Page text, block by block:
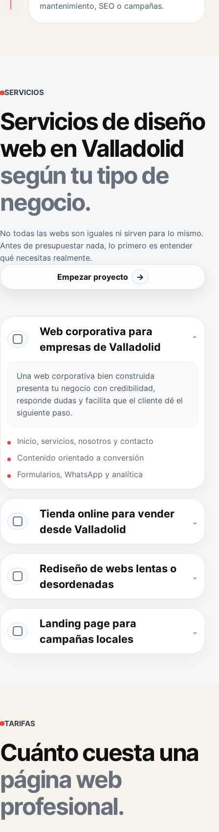
mantenimiento, SEO o campañas.
SERVICIOS
Servicios de diseño
web en Valladolid
según tu tipo de
negocio.
No todas las webs son iguales ni sirven para lo mismo.
Antes de presupuestar nada, lo primero es entender
qué necesitas realmente.
Empezar proyecto
→
Web corporativa para
empresas de Valladolid
⌄
Una web corporativa bien construida
presenta tu negocio con credibilidad,
responde dudas y facilita que el cliente dé el
siguiente paso.
Inicio, servicios, nosotros y contacto
Contenido orientado a conversión
Formularios, WhatsApp y analítica
Tienda online para vender
desde Valladolid
⌄
Rediseño de webs lentas o
desordenadas
⌄
Landing page para
campañas locales
⌄
TARIFAS
Cuánto cuesta una
página web
profesional.